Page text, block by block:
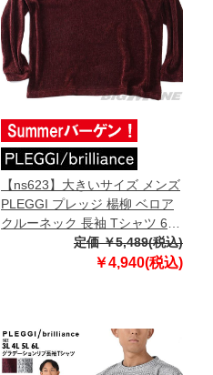
【ns623】大きいサイズ メンズ
PLEGGI プレッジ 楊柳 ベロア
クルーネック 長袖 Tシャツ 65-
定価 ￥5,489(税込)
￥4,940(税込)